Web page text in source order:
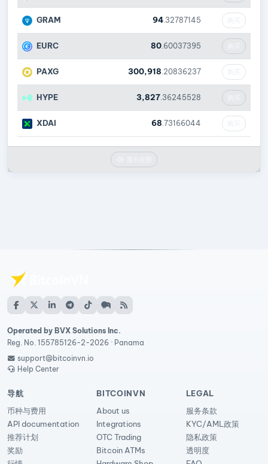
GRAM 94 .32787145
EURC 80 .60037395
PAXG 300,918 .20836237
HYPE 3,827 .36245528
XDAI 68 .73166044
Operated by BVX Solutions Inc.
Reg. No. 155785126-2-2026 · Panama
support@bitcoinvn.io
Help Center
导航
币种与费用
API documentation
推荐计划
奖励
BITCOINVN
About us
Integrations
OTC Trading
Bitcoin ATMs
LEGAL
服务条款
KYC/AML政策
隐私政策
透明度